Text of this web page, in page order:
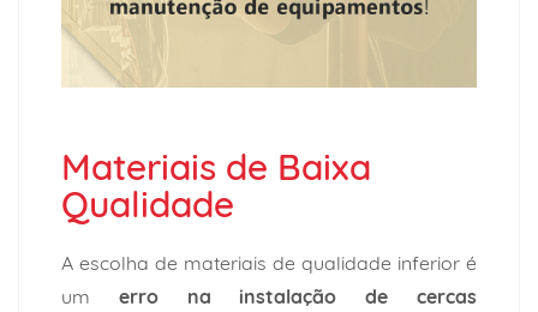
Materiais de Baixa
Qualidade
A escolha de materiais de qualidade inferior é
um erro na instalação de cercas